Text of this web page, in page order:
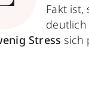
Fakt ist,
deutlich
Stress sich